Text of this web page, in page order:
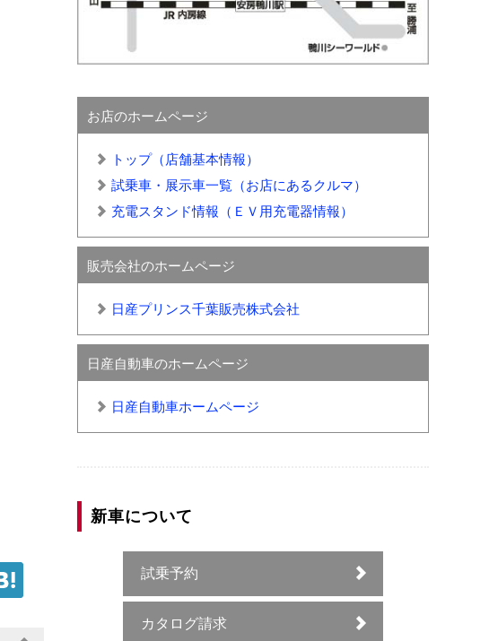
お店のホームページ
トップ（店舗基本情報）
試乗車・展示車一覧（お店にあるクルマ）
充電スタンド情報（ＥＶ用充電器情報）
販売会社のホームページ
日産プリンス千葉販売株式会社
日産自動車のホームページ
日産自動車ホームページ
新車について
試乗予約
カタログ請求